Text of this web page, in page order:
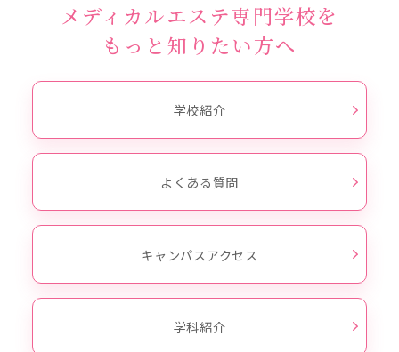
メディカルエステ専門学校を
もっと知りたい方へ
学校紹介
よくある質問
キャンパスアクセス
学科紹介